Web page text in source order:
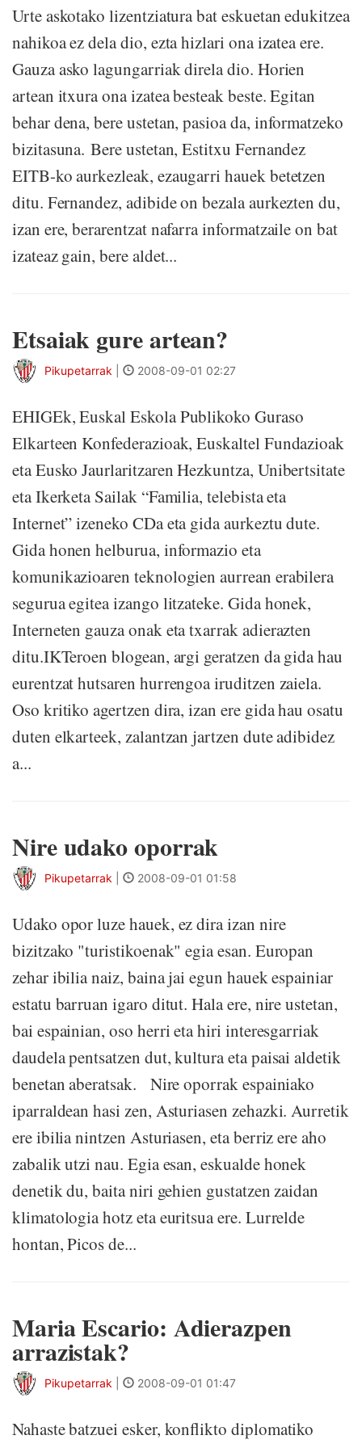
Urte askotako lizentziatura bat eskuetan edukitzea
nahikoa ez dela dio, ezta hizlari ona izatea ere.
Gauza asko lagungarriak direla dio. Horien
artean itxura ona izatea besteak beste. Egitan
behar dena, bere ustetan, pasioa da, informatzeko
bizitasuna. Bere ustetan, Estitxu Fernandez
EITB-ko aurkezleak, ezaugarri hauek betetzen
ditu. Fernandez, adibide on bezala aurkezten du,
izan ere, berarentzat nafarra informatzaile on bat
izateaz gain, bere aldet...
Etsaiak gure artean?
Pikupetarrak 2008-09-01 02:27
EHIGEk, Euskal Eskola Publikoko Guraso
Elkarteen Konfederazioak, Euskaltel Fundazioak
eta Eusko Jaurlaritzaren Hezkuntza, Unibertsitate
eta Ikerketa Sailak “Familia, telebista eta
Internet” izeneko CDa eta gida aurkeztu dute.
Gida honen helburua, informazio eta
komunikazioaren teknologien aurrean erabilera
segurua egitea izango litzateke. Gida honek,
Interneten gauza onak eta txarrak adierazten
ditu.IKTeroen blogean, argi geratzen da gida hau
eurentzat hutsaren hurrengoa iruditzen zaiela.
Oso kritiko agertzen dira, izan ere gida hau osatu
duten elkarteek, zalantzan jartzen dute adibidez
a...
Nire udako oporrak
Pikupetarrak 2008-09-01 01:58
Udako opor luze hauek, ez dira izan nire
bizitzako "turistikoenak" egia esan. Europan
zehar ibilia naiz, baina jai egun hauek espainiar
estatu barruan igaro ditut. Hala ere, nire ustetan,
bai espainian, oso herri eta hiri interesgarriak
daudela pentsatzen dut, kultura eta paisai aldetik
benetan aberatsak. Nire oporrak espainiako
iparraldean hasi zen, Asturiasen zehazki. Aurretik
ere ibilia nintzen Asturiasen, eta berriz ere aho
zabalik utzi nau. Egia esan, eskualde honek
denetik du, baita niri gehien gustatzen zaidan
klimatologia hotz eta euritsua ere. Lurrelde
hontan, Picos de...
Maria Escario: Adierazpen
arrazistak?
Pikupetarrak 2008-09-01 01:47
Nahaste batzuei esker, konflikto diplomatiko